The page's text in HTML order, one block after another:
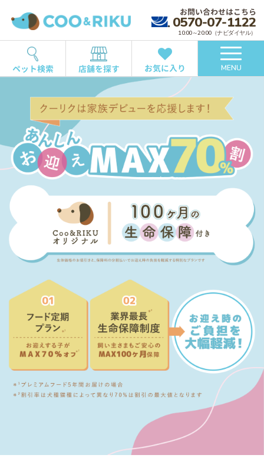
お問い合わせはこちら
0570-07-1122
10:00～20:00（ナビダイヤル）
ペット検索 店舗を探す お気に入り MENU